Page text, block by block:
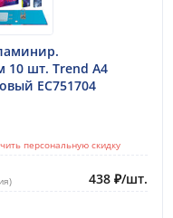
шт. Trend A4
EC751704
персональную скидку
438 ₽/шт.